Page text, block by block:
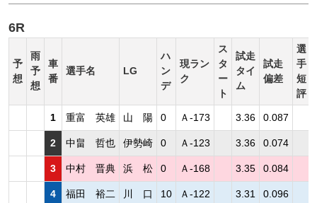
6R
予
想
雨
予
想
車
番
選手名 LG
ハ
ン
デ
現ラン
ク
ス
タ
ー
ト
試走
タイ
ム
試走
偏差
選
手
短
評
1 重富 英雄 山 陽 0 Ａ-173 3.36 0.087
2 中畠 哲也 伊勢崎 0 Ａ-123 3.36 0.074
3 中村 晋典 浜 松 0 Ａ-168 3.35 0.084
4 福田 裕二 川 口 10 Ａ-122 3.31 0.096